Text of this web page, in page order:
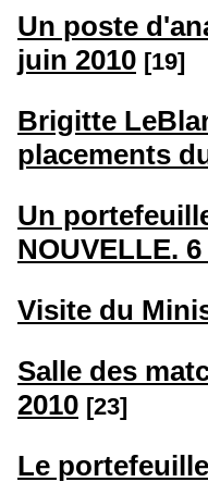
Un poste
juin 2010 [19]
Brigitte
placements
Un
NOUVELLE.
Visite du
Salle des
2010 [23]
Le